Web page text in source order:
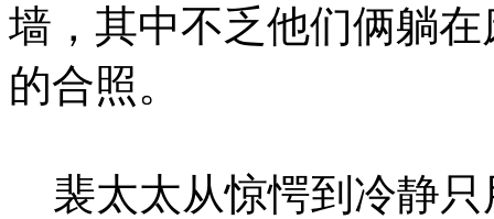
墙，其中不乏他们俩躺
的合照。
裴太太从惊愕到冷静只